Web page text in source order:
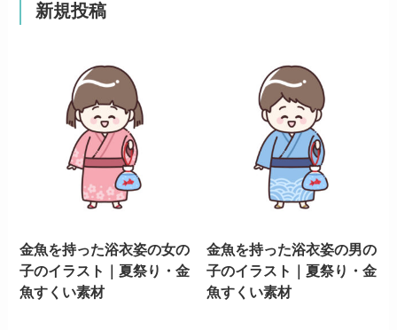
新規投稿
金魚を持った浴衣姿の女の
子のイラスト｜夏祭り・金
魚すくい素材
金魚を持った浴衣姿の男の
子のイラスト｜夏祭り・金
魚すくい素材